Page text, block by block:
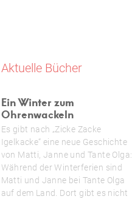
Aktuelle Bücher
Ein Winter zum
Ohrenwackeln
Es gibt nach „Zicke Zacke
Igelkacke“ eine neue Geschichte
von Matti, Janne und Tante Olga:
Während der Winterferien sind
Matti und Janne bei Tante Olga
auf dem Land. Dort gibt es nicht